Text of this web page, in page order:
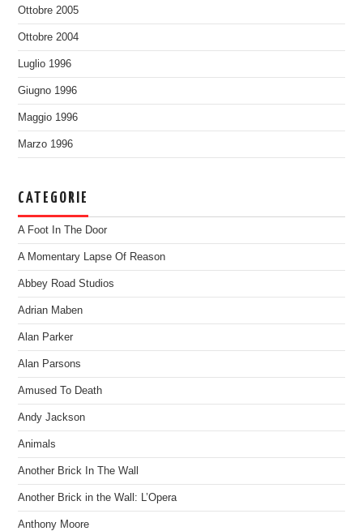
Ottobre 2005
Ottobre 2004
Luglio 1996
Giugno 1996
Maggio 1996
Marzo 1996
CATEGORIE
A Foot In The Door
A Momentary Lapse Of Reason
Abbey Road Studios
Adrian Maben
Alan Parker
Alan Parsons
Amused To Death
Andy Jackson
Animals
Another Brick In The Wall
Another Brick in the Wall: L’Opera
Anthony Moore